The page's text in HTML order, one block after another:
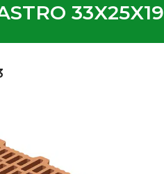
33X25X19